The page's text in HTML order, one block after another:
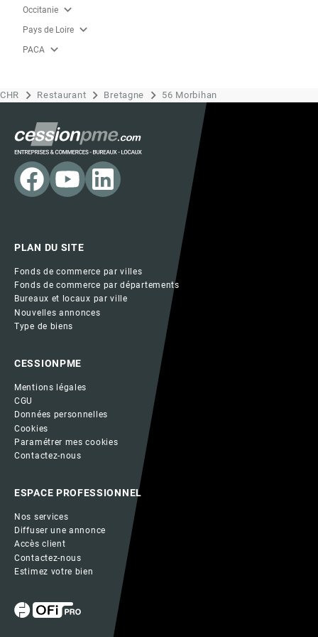
Occitanie expand_more
Pays de Loire expand_more
PACA expand_more
CHR Restaurant Bretagne 56 Morbihan
PLAN DU SITE
Fonds de commerce par villes
Fonds de commerce par départements
Bureaux et locaux par ville
Nouvelles annonces
Type de biens
CESSIONPME
Mentions légales
CGU
Données personnelles
Cookies
Paramétrer mes cookies
Contactez-nous
ESPACE PROFESSIONNEL
Nos services
Diffuser une annonce
Accès client
Contactez-nous
Estimez votre bien